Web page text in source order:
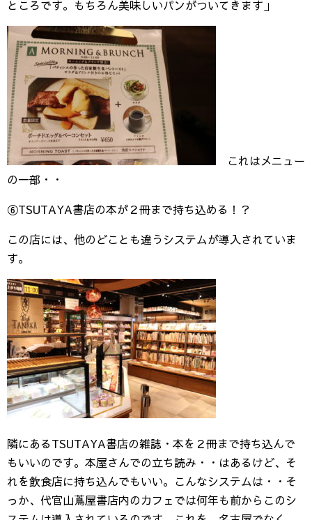
ところです。もちろん美味しいパンがついてきます」
これはメニュー
の一部・・
⑥TSUTAYA書店の本が２冊まで持ち込める！？
この店には、他のどことも違うシステムが導入されていま
す。
隣にあるTSUTAYA書店の雑誌・本を２冊まで持ち込んで
もいいのです。本屋さんでの立ち読み・・はあるけど、そ
れを飲食店に持ち込んでもいい。こんなシステムは・・そ
っか、代官山蔦屋書店内のカフェでは何年も前からこのシ